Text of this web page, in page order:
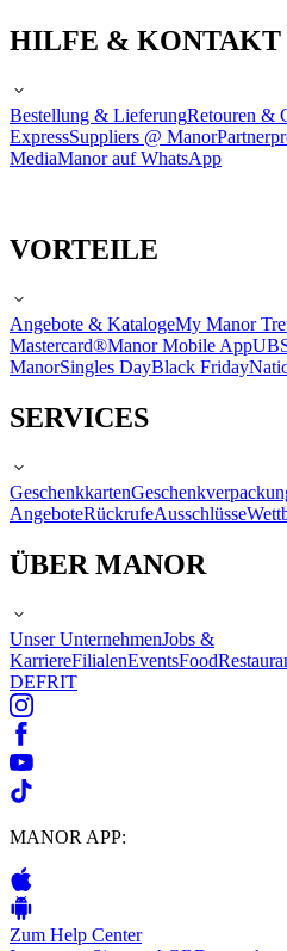
HILFE & KONTAKT
Bestellung & LieferungRetouren &
ExpressSuppliers @ Manor
MediaManor auf WhatsApp
VORTEILE
Angebote & KatalogeMy Manor
Mastercard®Manor Mobile App
ManorSingles DayBlack Friday
SERVICES
Geschenkkarten
AngeboteRückrufeAusschlüsse
ÜBER MANOR
Unser UnternehmenJobs &
KarriereFilialenEventsFood
DEFRIT
MANOR APP:
Zum Help Center